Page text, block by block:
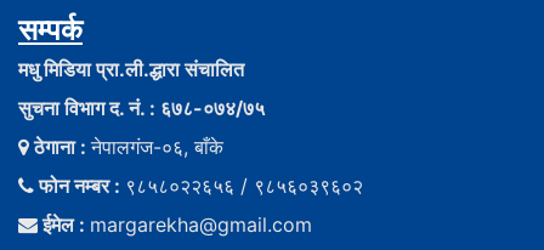
सम्पर्क
मधु मिडिया प्रा.ली.द्धारा संचालित
सुचना विभाग द. नं. : ६७८-०७४/७५
ठेगाना :नेपालगंज-०६, बाँके
फोन नम्बर : ९८५८०२२६५६ / ९८५६०३९६०२
ईमेल : margarekha@gmail.com